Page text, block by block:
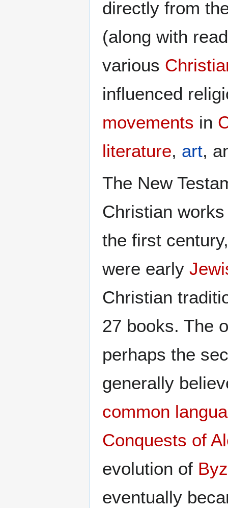
directly from
(along with
various
influenced
movements in
literature, art,
The New
Christian
the first
were early
Christian
27 books. The
perhaps the
generally
common
Conquests of
evolution of
eventually